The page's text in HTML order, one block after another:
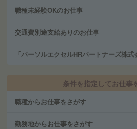
職種未経験OKのお仕事
交通費別途支給ありのお仕事
「パーソルエクセルHRパートナーズ株
条件を指定してお仕事
職種からお仕事をさがす
勤務地からお仕事をさがす